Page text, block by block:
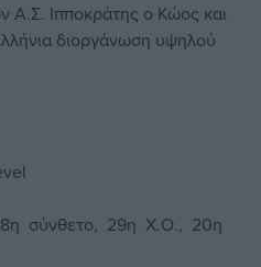
Α.Σ. Ιπποκράτης ο Κώος και
διοργάνωση υψηλού
σύνθετο, 29η Χ.Ο., 20η